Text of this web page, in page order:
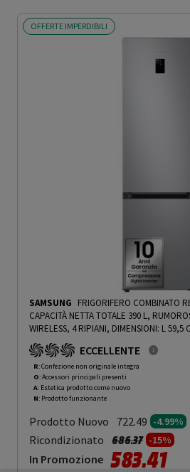
OFFERTE IMPERDIBILI
SAMSUNG FRIGORIFERO COMBINATO
CAPACITÀ NETTA TOTALE 390 L,
WIRELESS, 4 RIPIANI, DIMENSIONI: L 59,5
SILVER/INOX, CLASSE C - PRMG GRADING
GRADING ROAN - 4.99%
ECCELLENTE
R: Confezione non originale integra
O: Accessori principali presenti
A: Estetica prodotto come nuovo
N: Prodotto funzionante
Prodotto Nuovo 722.49 -4.99%
Ricondizionato Prezzo ridotto da
686.37a-15%
In Promozione 583.41